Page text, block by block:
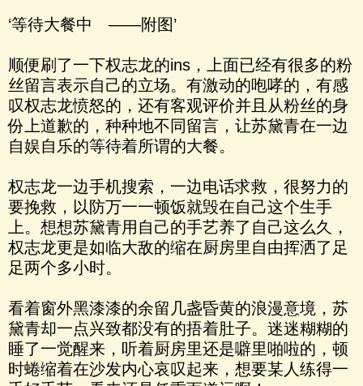
‘等待大餐中 ——附图’
顺便刷了一下权志龙的ins，上面已经有很多的粉
丝留言表示自己的立场。有激动的咆哮的，有感
叹权志龙愤怒的，还有客观评价并且从粉丝的身
份上道歉的，种种地不同留言，让苏黛青在一边
自娱自乐的等待着所谓的大餐。
权志龙一边手机搜索，一边电话求救，很努力的
要挽救，以防万一一顿饭就毁在自己这个生手
上。想想苏黛青用自己的手艺养了自己这么久，
权志龙更是如临大敌的缩在厨房里自由挥洒了足
足两个多小时。
看着窗外黑漆漆的余留几盏昏黄的浪漫意境，苏
黛青却一点兴致都没有的捂着肚子。迷迷糊糊的
睡了一觉醒来，听着厨房里还是噼里啪啦的，顿
时蜷缩着在沙发内心哀叹起来，想要某人练得一